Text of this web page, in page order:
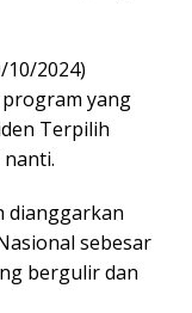
10/2024)
yang
Terpilih
dianggarkan
sebesar
bergulir dan